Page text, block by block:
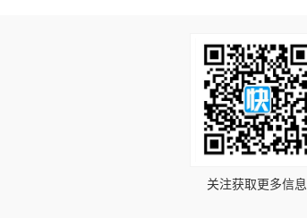
关注获取更多信息